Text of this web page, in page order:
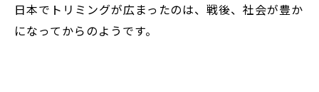
日本でトリミングが広まったのは、戦後、社会が豊か
になってからのようです。